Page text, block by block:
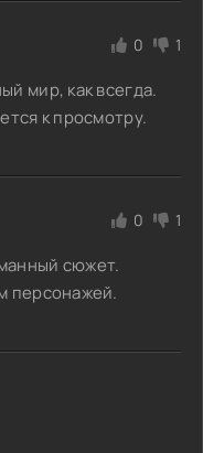
0 1
мир, как всегда.
к просмотру.
0 1
сюжет.
персонажей.